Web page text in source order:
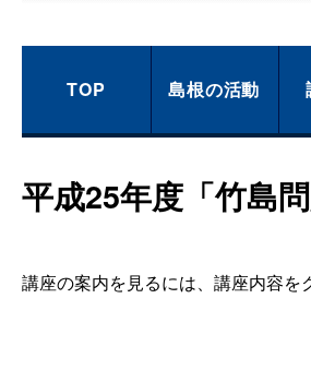
TOP 島根の活動
平成25年度「竹島
講座の案内を見るには、講座内容